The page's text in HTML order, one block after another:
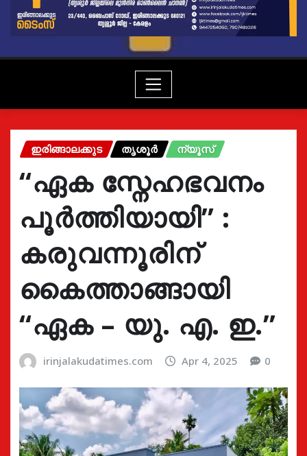
ഇരിങ്ങാലക്കുട തൃശൂർ ന്യൂസ്
“ഏക സ്നേഹഭവനം
പൂർത്തിയായി” :
കരുവന്നൂരിന്
കൈത്താങ്ങായി
“ഏക – യു. എ. ഇ.”
irinjalakudatimes.com Apr 4, 2025 0